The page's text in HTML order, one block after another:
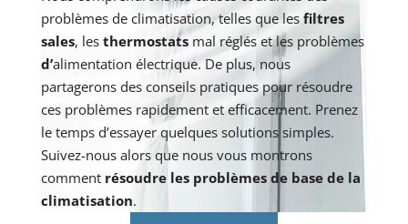
problèmes de climatisation, telles que les filtres
sales, les thermostatsmal réglés et les problèmes
d’alimentation électrique. De plus, nous
partagerons des conseils pratiques pour résoudre
ces problèmes rapidement et efficacement. Prenez
le temps d’essayer quelques solutions simples.
Suivez-nous alors que nous vous montrons
commentrésoudre les problèmes de base de la
climatisation.